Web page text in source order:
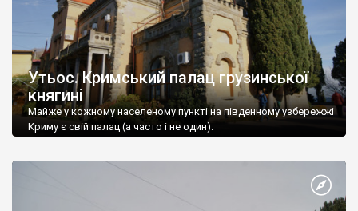
Утьос. Кримський палац грузинської
княгині
Майже у кожному населеному пункті на південному узбережжі
Криму є свій палац (а часто і не один).